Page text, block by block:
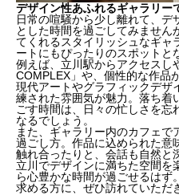
デザイン性あふれるギャラリー
日常の喧騒から少し離れて、デ
とした時間を過ごしてみませ
てくれるスタイリッシュなギャ
ートにもぴったりのスポットと
例えば、立川駅からアクセスし
COMPLEX」や、個性的な作品
現代アートやグラフィックデザ
練された雰囲気が魅力。落ち着
ごす時間は、日々の忙しさを忘
なるでしょう。
また、ギャラリー内のカフェ
過ごし方。作品に込められた意
触れ合ったりと、会話も自然と
立川でデザインに満ちた空間を
ら心豊かな時間が過ごせるはず
求める方に、ぜひ訪れていただ